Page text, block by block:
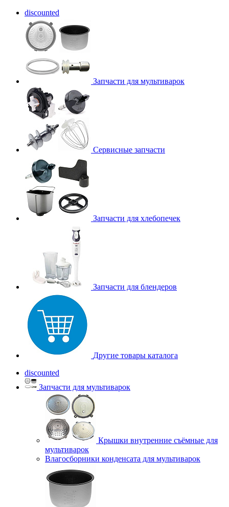
discounted
Запчасти для мультиварок
Сервисные запчасти
Запчасти для хлебопечек
Запчасти для блендеров
Другие товары каталога
discounted
Запчасти для мультиварок
Крышки внутренние съёмные для
мультиварок
Влагосборники конденсата для мультиварок